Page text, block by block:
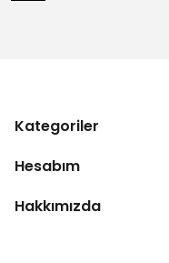
Kategoriler
Hesabım
Hakkımızda